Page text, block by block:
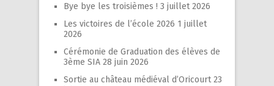
Bye bye les troisièmes ! 3 juillet 2026
Les victoires de l’école 2026 1 juillet
2026
Cérémonie de Graduation des élèves de
3ème SIA 28 juin 2026
Sortie au château médiéval d’Oricourt 23